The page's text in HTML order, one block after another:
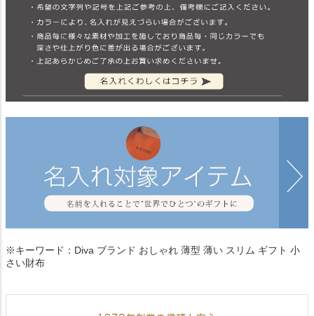
※キーワード：Diva ブランド おしゃれ 薄型 薄い スリム ギフト 小
さい財布